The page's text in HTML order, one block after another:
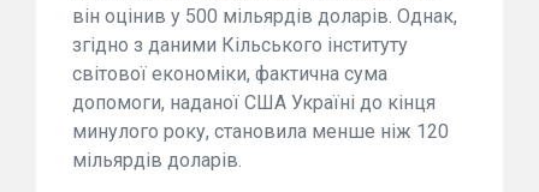
він оцінив у 500 мільярдів доларів. Однак,
згідно з даними Кільського інституту
світової економіки, фактична сума
допомоги, наданої США Україні до кінця
минулого року, становила менше ніж 120
мільярдів доларів.